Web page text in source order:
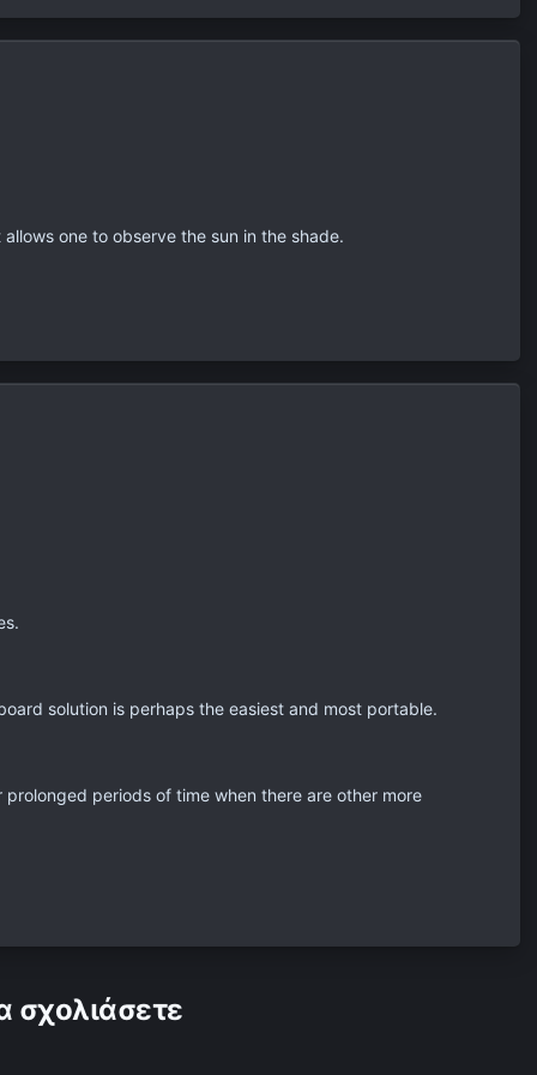
one to observe the sun in the shade.
solution is perhaps the easiest and most portable.
periods of time when there are other more
σχολιάσετε